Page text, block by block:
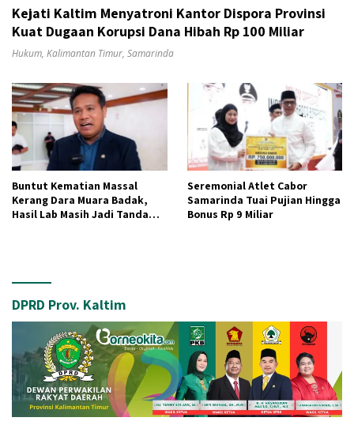
Mei 27, 2025
Kejati Kaltim Menyatroni Kantor Dispora Provinsi
Kuat Dugaan Korupsi Dana Hibah Rp 100 Miliar
Hukum, Kalimantan Timur, Samarinda
Buntut Kematian Massal
Kerang Dara Muara Badak,
Hasil Lab Masih Jadi Tanda
Seremonial Atlet Cabor
Samarinda Tuai Pujian Hingga
Bonus Rp 9 Miliar
DPRD Prov. Kaltim